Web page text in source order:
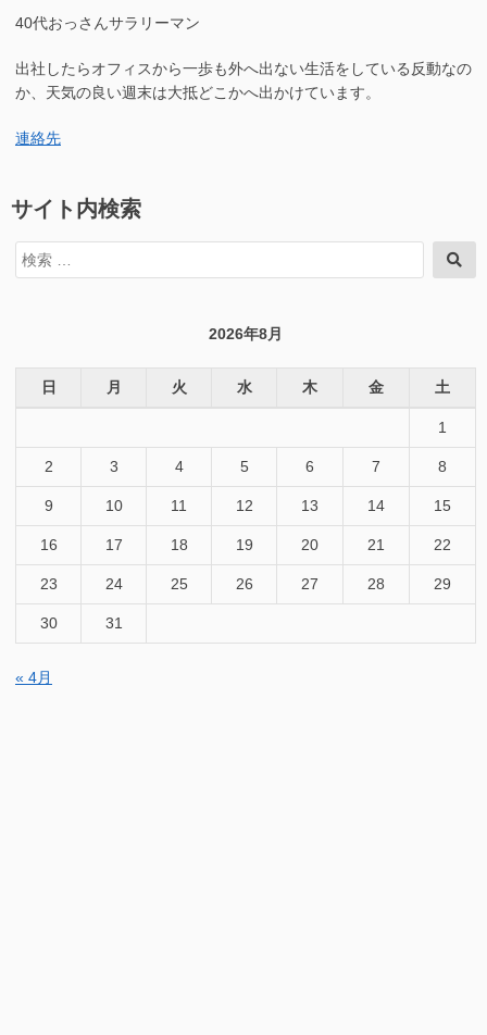
40代おっさんサラリーマン
出社したらオフィスから一歩も外へ出ない生活をしている反動なの
か、天気の良い週末は大抵どこかへ出かけています。
連絡先
サイト内検索
検
索
索
2026年8月
日 月 火 水 木 金 土
1
2 3 4 5 6 7 8
9 10 11 12 13 14 15
16 17 18 19 20 21 22
23 24 25 26 27 28 29
30 31
« 4月